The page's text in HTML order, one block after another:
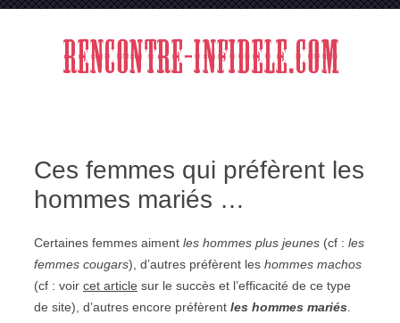
Ces femmes qui préfèrent les
hommes mariés …
Certaines femmes aiment les hommes plus jeunes (cf : les
femmes cougars), d’autres préfèrent les hommes machos
(cf : voir cet article sur le succès et l’efficacité de ce type
de site), d’autres encore préfèrent les hommes mariés